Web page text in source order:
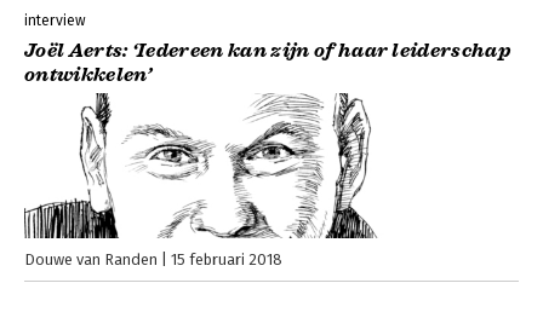
interview
Joël Aerts: ‘Iedereen kan zijn of haar leiderschap
ontwikkelen’
Douwe van Randen 15 februari 2018